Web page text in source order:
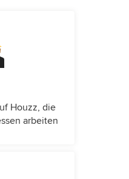
Houzz, die
arbeiten